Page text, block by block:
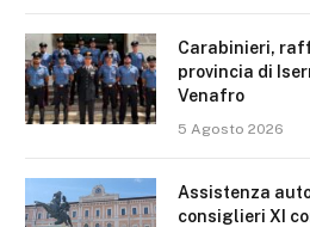
Carabinieri,
provincia di
Venafro
5 Agosto 2026
Assistenza
consiglieri XI